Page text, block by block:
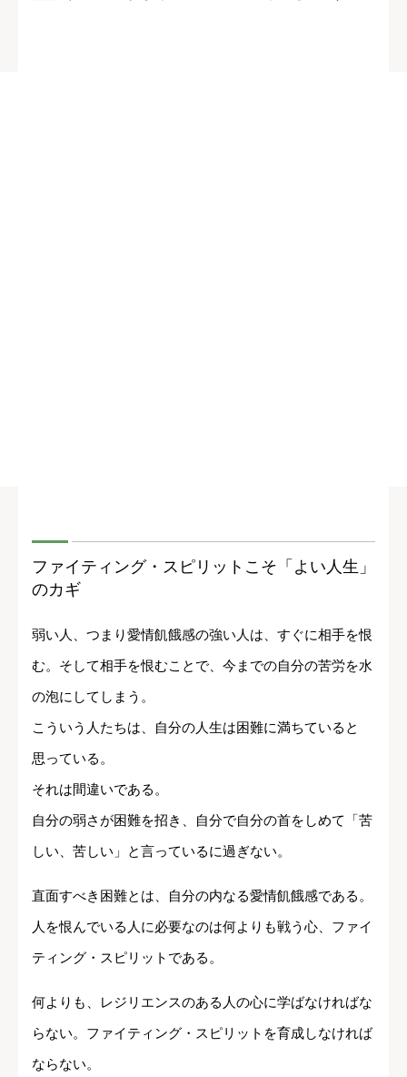
ファイティング・スピリットこそ「よい人生」
のカギ
弱い人、つまり愛情飢餓感の強い人は、すぐに相手を恨
む。そして相手を恨むことで、今までの自分の苦労を水
の泡にしてしまう。
こういう人たちは、自分の人生は困難に満ちていると
思っている。
それは間違いである。
自分の弱さが困難を招き、自分で自分の首をしめて「苦
しい、苦しい」と言っているに過ぎない。
直面すべき困難とは、自分の内なる愛情飢餓感である。
人を恨んでいる人に必要なのは何よりも戦う心、ファイ
ティング・スピリットである。
何よりも、レジリエンスのある人の心に学ばなければな
らない。ファイティング・スピリットを育成しなければ
ならない。